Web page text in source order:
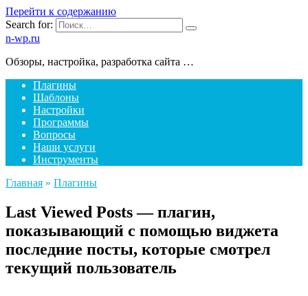
Перейти к содержанию
Search for:
n-wp.ru
Обзоры, настройка, разработка сайта …
Плагины
Шаблоны
Настройки
Программы
Вопросы
Наши услуги
Инструменты
Главная » Плагины
Last Viewed Posts — плагин,
показывающий с помощью виджета
последние посты, которые смотрел
текущий пользователь